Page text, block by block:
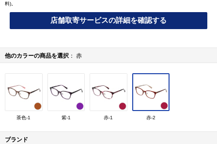
料)。
店舗取寄サービスの詳細を確認する
他のカラーの商品を選択 赤
茶色-1 紫-1 赤-1 赤-2
ブランド